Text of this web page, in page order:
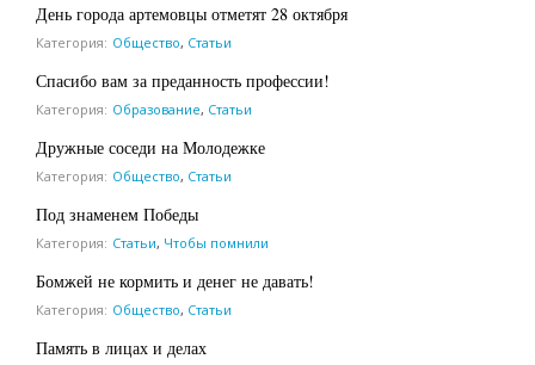
День города артемовцы отметят 28 октября
Категория: Общество, Статьи
Спасибо вам за преданность профессии!
Категория: Образование, Статьи
Дружные соседи на Молодежке
Категория: Общество, Статьи
Под знаменем Победы
Категория: Статьи, Чтобы помнили
Бомжей не кормить и денег не давать!
Категория: Общество, Статьи
Память в лицах и делах